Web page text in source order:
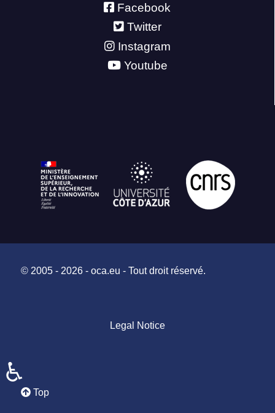
Facebook
Twitter
Instagram
Youtube
© 2005 - 2026 - oca.eu - Tout droit réservé.
Legal Notice
Top